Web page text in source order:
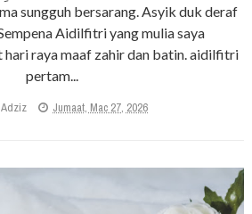
sungguh bersarang. Asyik duk deraf
Aidilfitri yang mulia saya
hari raya maaf zahir dan batin. aidilfitri
pertam...
Jumaat, Mac 27, 2026